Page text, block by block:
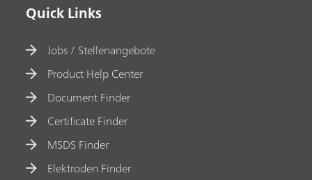
Quick Links
Jobs / Stellenangebote
Product Help Center
Document Finder
Certificate Finder
MSDS Finder
Elektroden Finder